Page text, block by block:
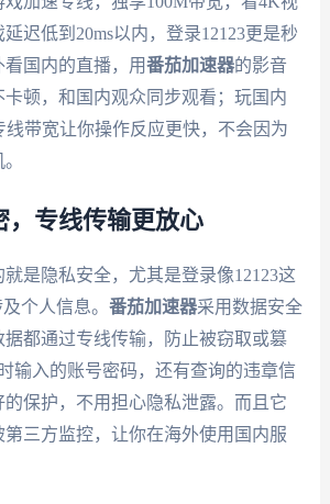
迟低到20ms以内，登录12123更是秒
国内的直播，用番茄加速器的影音
顿，和国内观众同步观看；玩国内
带宽让你操作反应更快，不会因为
，专线传输更放心
是隐私安全，尤其是登录像12123这
个人信息。 番茄加速器采用数据安全
都通过专线传输，防止被窃取或篡
输入的账号密码，还有查询的违章信
保护，不用担心隐私泄露。而且它
三方监控，让你在海外使用国内服